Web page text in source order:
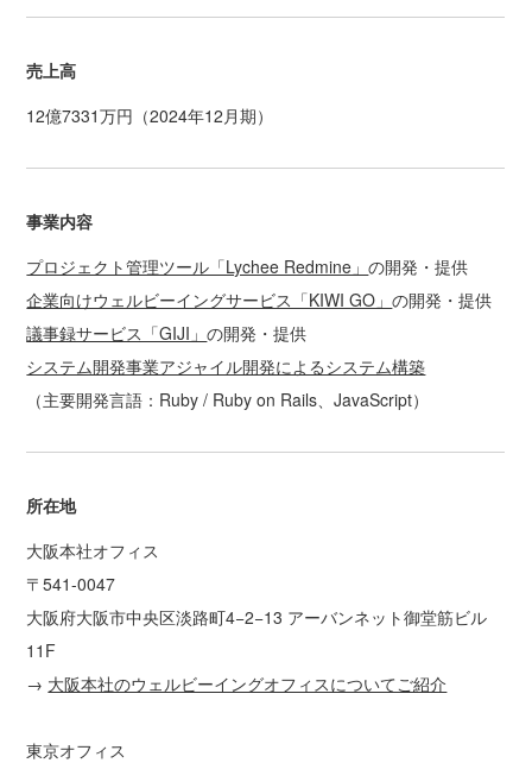
売上高
12億7331万円（2024年12月期）
事業内容
プロジェクト管理ツール「Lychee Redmine」の開発・提供
企業向けウェルビーイングサービス「KIWI GO」の開発・提供
議事録サービス「GIJI」の開発・提供
システム開発事業アジャイル開発によるシステム構築
（主要開発言語：Ruby / Ruby on Rails、JavaScript）
所在地
大阪本社オフィス
〒541-0047
大阪府大阪市中央区淡路町4−2−13 アーバンネット御堂筋ビル
11F
→ 大阪本社のウェルビーイングオフィスについてご紹介
東京オフィス